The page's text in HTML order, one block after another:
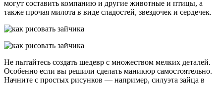
могут составить компанию и другие животные и птицы, а
также прочая милота в виде сладостей, звездочек и сердечек.
Не пытайтесь создать шедевр с множеством мелких деталей.
Особенно если вы решили сделать маникюр самостоятельно.
Начните с простых рисунков — например, силуэта зайца в